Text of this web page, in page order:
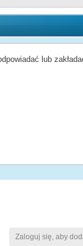
lub
Zaloguj się, aby